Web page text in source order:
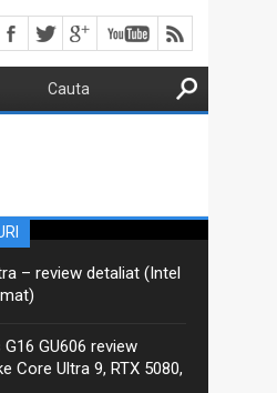
detaliată pentru varianta
din seria Asus ProArt
ProArt PX13 într-un articol
a...
– review detaliat (Intel
GU606 review
Core Ultra 9, RTX 5080,